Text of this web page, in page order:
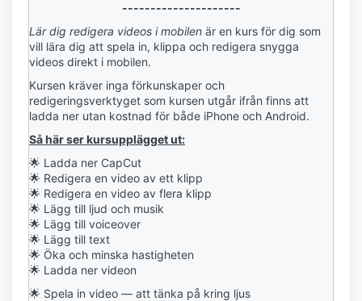
---------------------
Lär dig redigera videos i mobilen är en kurs för dig som
vill lära dig att spela in, klippa och redigera snygga
videos direkt i mobilen.
Kursen kräver inga förkunskaper och
redigeringsverktyget som kursen utgår ifrån finns att
ladda ner utan kostnad för både iPhone och Android.
Så här ser kursupplägget ut:
🌟 Ladda ner CapCut
🌟 Redigera en video av ett klipp
🌟 Redigera en video av flera klipp
🌟 Lägg till ljud och musik
🌟 Lägg till voiceover
🌟 Lägg till text
🌟 Öka och minska hastigheten
🌟 Ladda ner videon
🌟 Spela in video — att tänka på kring ljus